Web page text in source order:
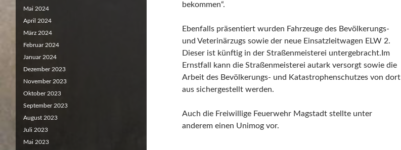
bekommen“.
Ebenfalls präsentiert wurden Fahrzeuge des Bevölkerungs-
und Veterinärzugs sowie der neue Einsatzleitwagen ELW 2.
Dieser ist künftig in der Straßenmeisterei untergebracht.Im
Ernstfall kann die Straßenmeisterei autark versorgt sowie die
Arbeit des Bevölkerungs- und Katastrophenschutzes von dort
aus sichergestellt werden.
Auch die Freiwillige Feuerwehr Magstadt stellte unter
anderem einen Unimog vor.
Mai 2024
April 2024
März 2024
Februar 2024
Januar 2024
Dezember 2023
November 2023
Oktober 2023
September 2023
August 2023
Juli 2023
Mai 2023